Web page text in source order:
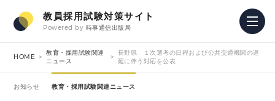
教員採用試験対策サイト
Powered by 時事通信出版局
HOME
教育・採用試験関連
ニュース
長野県 １次選考の日程および公共交通機関の遅
延に伴う対応を公表
お知らせ 教育・採用試験関連ニュース